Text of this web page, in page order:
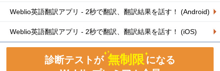
Weblio英語翻訳アプリ - 2秒で翻訳、翻訳結果を話す！ (Android)
Weblio英語翻訳アプリ - 2秒で翻訳、翻訳結果を話す！ (iOS)
診断テストが 無制限になる